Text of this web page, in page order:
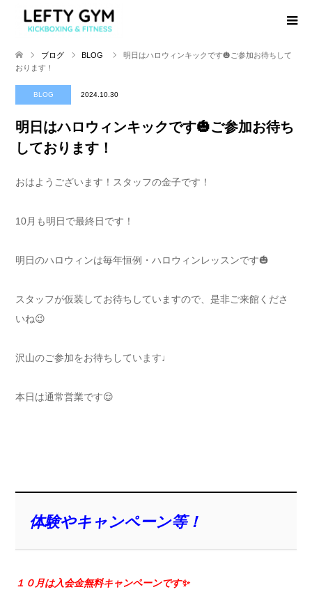
ブログ BLOG
明日はハロウィンキックです🎃ご参加お待ちして
おります！
BLOG 2024.10.30
明日はハロウィンキックです🎃ご参加お待ち
しております！
おはようございます！スタッフの金子です！
10月も明日で最終日です！
明日のハロウィンは毎年恒例・ハロウィンレッスンです🎃
スタッフが仮装してお待ちしていますので、是非ご来館くださ
いね😉
沢山のご参加をお待ちしています♩
本日は通常営業です😌
体験やキャンペーン等！
１０月は入会金無料キャンペーンです✨